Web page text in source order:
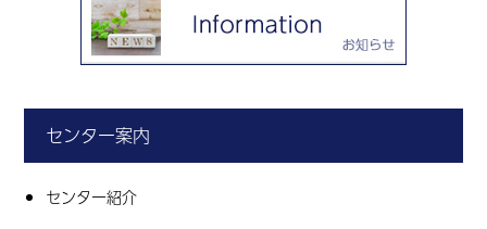
センター案内
センター紹介